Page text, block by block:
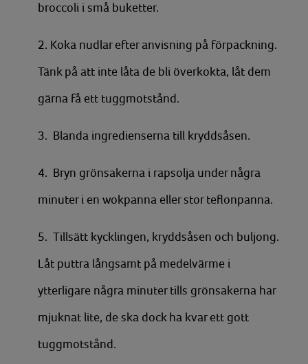
broccoli i små buketter.
2. Koka nudlar efter anvisning på förpackning.
Tänk på att inte låta de bli överkokta, låt dem
gärna få ett tuggmotstånd.
3. Blanda ingredienserna till kryddsåsen.
4. Bryn grönsakerna i rapsolja under några
minuter i en wokpanna eller stor teflonpanna.
5. Tillsätt kycklingen, kryddsåsen och buljong.
Låt puttra långsamt på medelvärme i
ytterligare några minuter tills grönsakerna har
mjuknat lite, de ska dock ha kvar ett gott
tuggmotstånd.